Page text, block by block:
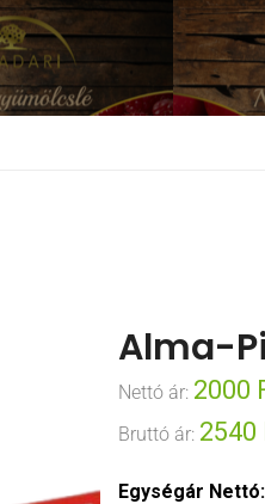
Alma-
Nettó ár: 2000
Bruttó ár: 2540
Egységár Nettó: